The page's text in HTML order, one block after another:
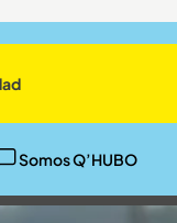
Somos Q’HUBO